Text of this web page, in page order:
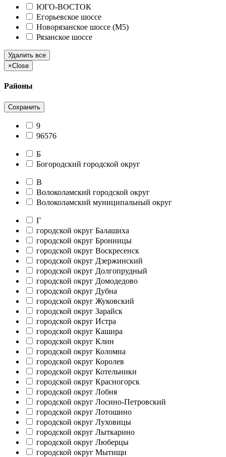
ЮГО-ВОСТОК
Егорьевское шоссе
Новорязанское шоссе (М5)
Рязанское шоссе
Удалить все
×Close
Районы
Сохранить
9
96576
Б
Богородский городской округ
В
Волоколамский городской округ
Волоколамский муниципальный округ
Г
городской округ Балашиха
городской округ Бронницы
городской округ Воскресенск
городской округ Дзержинский
городской округ Долгопрудный
городской округ Домодедово
городской округ Дубна
городской округ Жуковский
городской округ Зарайск
городской округ Истра
городской округ Кашира
городской округ Клин
городской округ Коломна
городской округ Королев
городской округ Котельники
городской округ Красногорск
городской округ Лобня
городской округ Лосино-Петровский
городской округ Лотошино
городской округ Луховицы
городской округ Лыткарино
городской округ Люберцы
городской округ Мытищи